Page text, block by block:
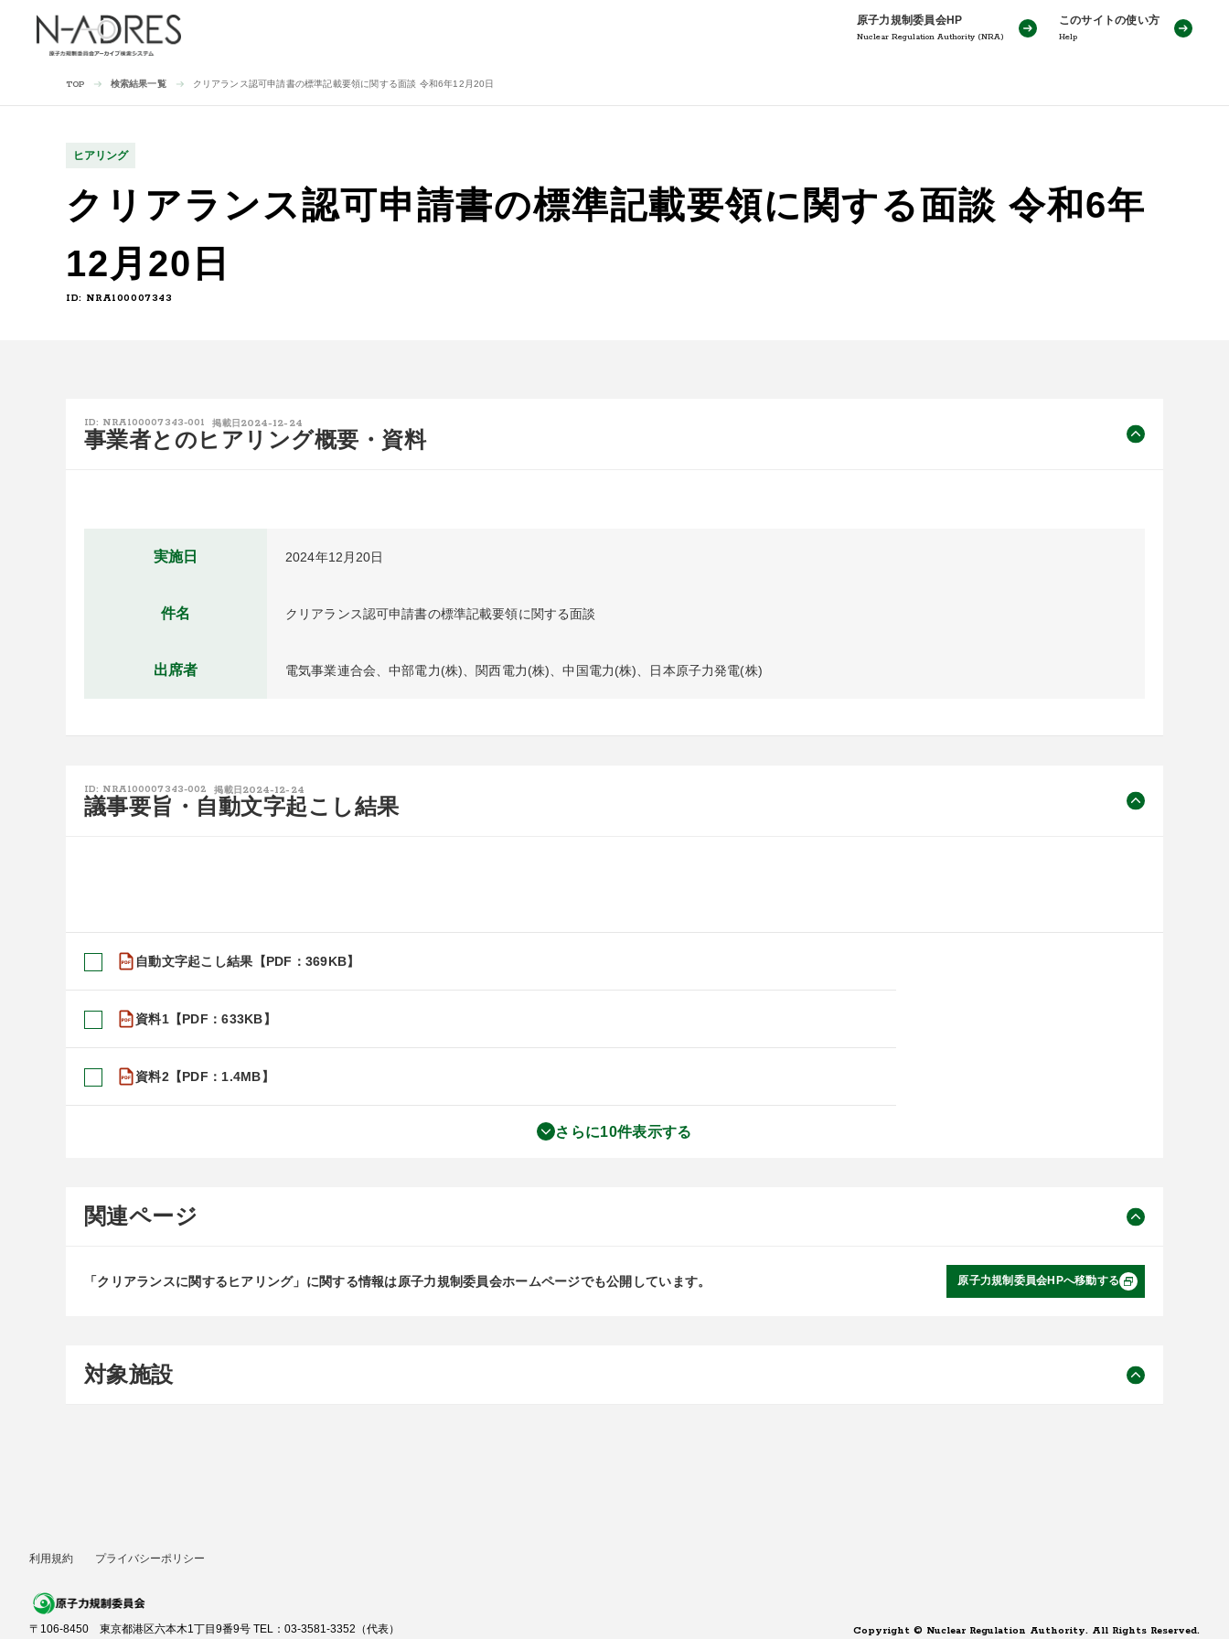
原子力規制委員会HP
Nuclear Regulation Authority (NRA)
このサイトの使い方
Help
TOP 検索結果一覧 クリアランス認可申請書の標準記載要領に関する面談 令和6年12月20日
ヒアリング
クリアランス認可申請書の標準記載要領に関する面談 令和6年
12月20日
ID: NRA100007343
ID: NRA100007343-001 掲載日 2024-12-24
事業者とのヒアリング概要・資料
実施日 2024年12月20日
件名 クリアランス認可申請書の標準記載要領に関する面談
出席者 電気事業連合会、中部電力(株)、関西電力(株)、中国電力(株)、日本原子力発電(株)
ID: NRA100007343-002 掲載日 2024-12-24
議事要旨・自動文字起こし結果
自動文字起こし結果【PDF：369KB】
資料1【PDF：633KB】
資料2【PDF：1.4MB】
さらに10件表示する
関連ページ
「クリアランスに関するヒアリング」に関する情報は原子力規制委員会ホームページでも公開しています。 原子力規制委員会HPへ移動する
対象施設
利用規約 プライバシーポリシー
〒106-8450 東京都港区六本木1丁目9番9号 TEL：03-3581-3352（代表） Copyright © Nuclear Regulation Authority. All Rights Reserved.